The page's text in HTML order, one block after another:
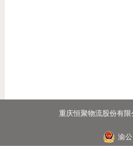
重庆恒聚物流股份有
渝公